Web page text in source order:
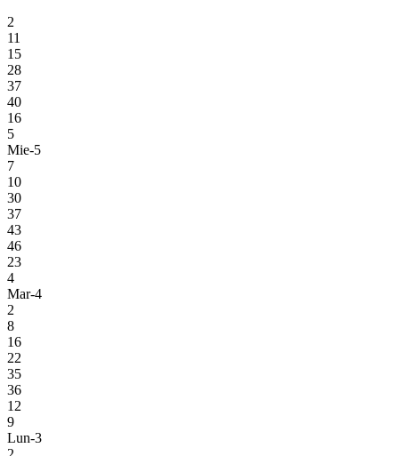
2
11
15
28
37
40
16
5
Mie-5
7
10
30
37
43
46
23
4
Mar-4
2
8
16
22
35
36
12
9
Lun-3